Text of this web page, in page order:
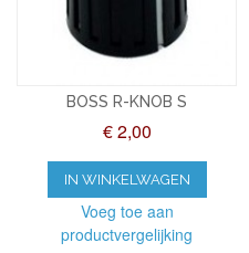
BOSS R-KNOB S
€ 2,00
IN WINKELWAGEN
Voeg toe aan
productvergelijking